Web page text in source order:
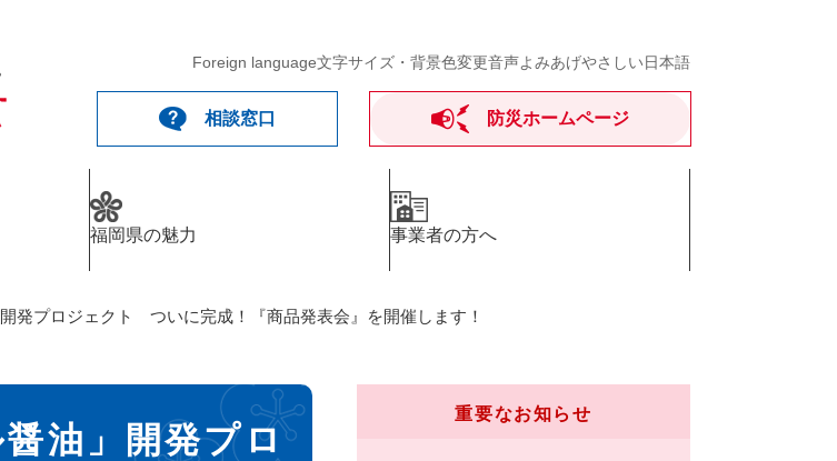
Foreign language文字サイズ・背景色変更音声よみあげやさしい日本語
相談窓口 防災ホームページ
福岡県の魅力 事業者の方へ
発プロジェクト ついに完成！『商品発表会』を開催します！
油」開発プロ
重要なお知らせ